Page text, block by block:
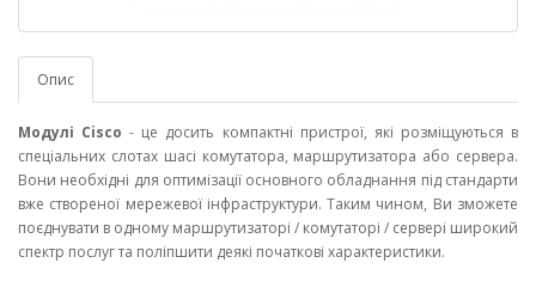
Опис
Модулі Cisco - це досить компактні пристрої, які розміщуються в
спеціальних слотах шасі комутатора, маршрутизатора або сервера.
Вони необхідні для оптимізації основного обладнання під стандарти
вже створеної мережевої інфраструктури. Таким чином, Ви зможете
поєднувати в одному маршрутизаторі / комутаторі / сервері широкий
спектр послуг та поліпшити деякі початкові характеристики.